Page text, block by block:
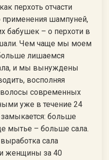
перхоть отчасти
применения шампуней,
бабушек – о перхоти в
Чем чаще мы моем
лишаемся
и мы вынуждены
восполняя
современных
уже в течение 24
больше
мытье – больше сала.
сала
и женщины за 40